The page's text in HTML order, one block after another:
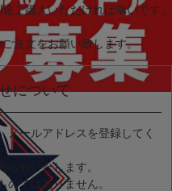
ご購入いただければ幸いです。
注文をお願い致します。
について
メールアドレスを登録してく
せいたします。
ではありません。